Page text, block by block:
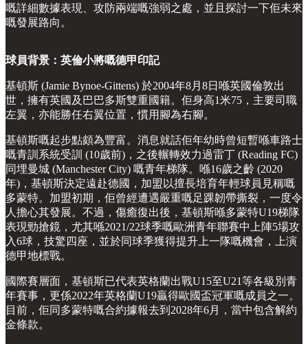
嘅詳細數據表現、攻防兩端嘅強弱之處，並且探討一下佢未來
嘅發展路向。
球員背景：英倫小將嘅德甲印記
基頓斯 (Jamie Bynoe-Gittens) 於2004年8月8日喺英國倫敦出
世，擁有英國及巴巴多斯雙重國籍。佢身高1米75，主要司職
左翼，亦能勝任右翼位置，慣用腳為右腳。
基頓斯嘅起步點頗為豐富。消息就話佢年幼時曾短暫喺車路士
嘅青訓系統受訓 (10歲前)，之後輾轉效力過雷丁 (Reading FC)
同埋曼城 (Manchester City) 嘅青年梯隊。喺16歲之齡 (2020
年)，基頓斯決定遠赴德國，加盟以擅長培育年輕球員見稱嘅
多蒙特。加盟初期，佢曾經遭遇嚴重嘅足踝韌帶撕裂，一度令
人擔心其發展。不過，傷癒復出後，基頓斯喺多蒙特U19梯隊
表現勁搶鏡，尤其喺2021/22球季嘅歐洲青年聯賽中上陣5場攻
入6球，技驚四座，並於同球季獲得提升上一隊嘅機會，上演
德甲地標戰。
國際賽層面，基頓斯已代表英格蘭出戰U15至U21等各級別青
年賽事，更係2022年英格蘭U19贏得歐國盃冠軍嘅成員之一。
目前，佢同多蒙特嘅合約據報去到2028年6月，當中包含解約
金條款。